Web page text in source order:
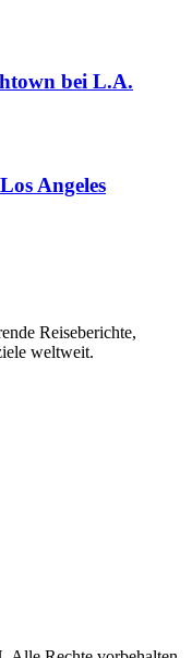
bei L.A.
Angeles
Reiseberichte,
weltweit.